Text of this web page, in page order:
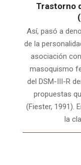
Trastorno
Así, pasó a
de la
asociación
masoquismo
del DSM-III-R
propuestas
(Fiester, 1991).
la